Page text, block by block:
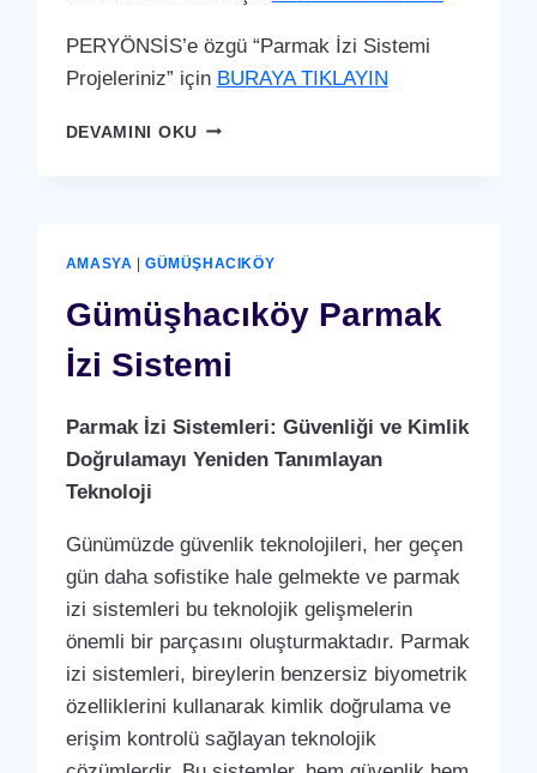
PERYÖNSİS’e özgü “Parmak İzi Sistemi
Projeleriniz” için BURAYA TIKLAYIN
DEVAMINI OKUGÖYNÜCEK
AMASYA |GÜMÜŞHACIKÖY
Gümüşhacıköy Parmak
İzi Sistemi
Parmak İzi Sistemleri: Güvenliği ve Kimlik
Doğrulamayı Yeniden Tanımlayan
Teknoloji
Günümüzde güvenlik teknolojileri, her geçen
gün daha sofistike hale gelmekte ve parmak
izi sistemleri bu teknolojik gelişmelerin
önemli bir parçasını oluşturmaktadır. Parmak
izi sistemleri, bireylerin benzersiz biyometrik
özelliklerini kullanarak kimlik doğrulama ve
erişim kontrolü sağlayan teknolojik